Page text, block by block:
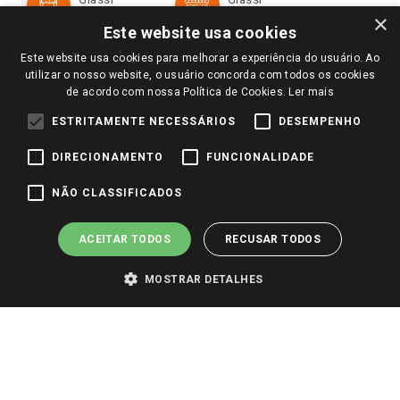
Notícias
Perguntas frequentes
Identidade Visual
Trocas e Devoluções
Redes Sociais
Pagamento e Segurança
×
Este website usa cookies
Este website usa cookies para melhorar a experiência do usuário. Ao
utilizar o nosso website, o usuário concorda com todos os cookies
de acordo com nossa Política de Cookies. Ler mais
ESTRITAMENTE NECESSÁRIOS DESEMPENHO
DIRECIONAMENTO FUNCIONALIDADE
NÃO CLASSIFICADOS
ACEITAR TODOS RECUSAR TODOS
MOSTRAR DETALHES